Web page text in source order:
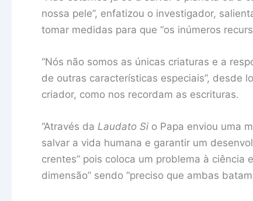
nossa pele”, enfatizou o investigador,
tomar medidas para que “os inúmeros
“Nós não somos as únicas criaturas e a
de outras características especiais”, desde
criador, como nos recordam as escrituras.
“Através da Laudato Si o Papa enviou uma
salvar a vida humana e garantir um
crentes” pois coloca um problema à ciência
dimensão” sendo “preciso que ambas